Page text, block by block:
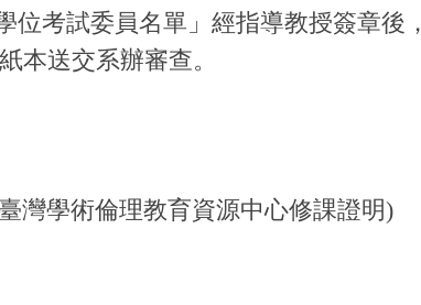
位考試委員名單」經指導教授簽章後，
本送交系辦審查。
灣學術倫理教育資源中心修課證明)